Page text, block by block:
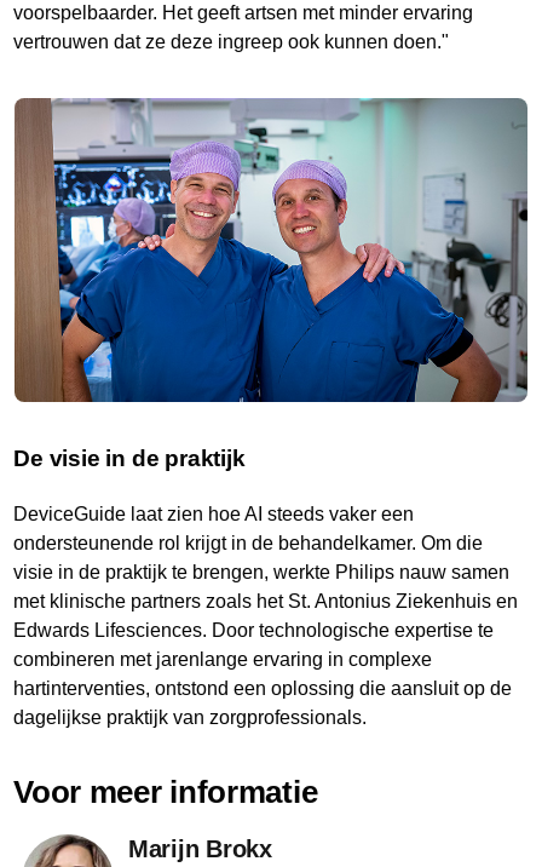
voorspelbaarder. Het geeft artsen met minder ervaring
vertrouwen dat ze deze ingreep ook kunnen doen."
De visie in de praktijk
DeviceGuide laat zien hoe AI steeds vaker een
ondersteunende rol krijgt in de behandelkamer. Om die
visie in de praktijk te brengen, werkte Philips nauw samen
met klinische partners zoals het St. Antonius Ziekenhuis en
Edwards Lifesciences. Door technologische expertise te
combineren met jarenlange ervaring in complexe
hartinterventies, ontstond een oplossing die aansluit op de
dagelijkse praktijk van zorgprofessionals.
Voor meer informatie
Marijn Brokx